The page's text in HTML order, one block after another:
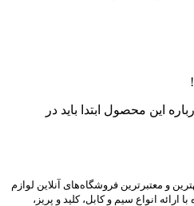
این محصول ابتدا باید در
و معتبرترین فروشگاه‌های آنلاین لوازم
ارائه انواع سیم و کابل، کلید و پریز،